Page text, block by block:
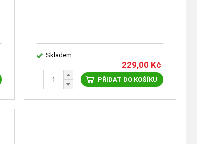
Skladem
229,00 Kč
PŘIDAT DO KOŠÍKU